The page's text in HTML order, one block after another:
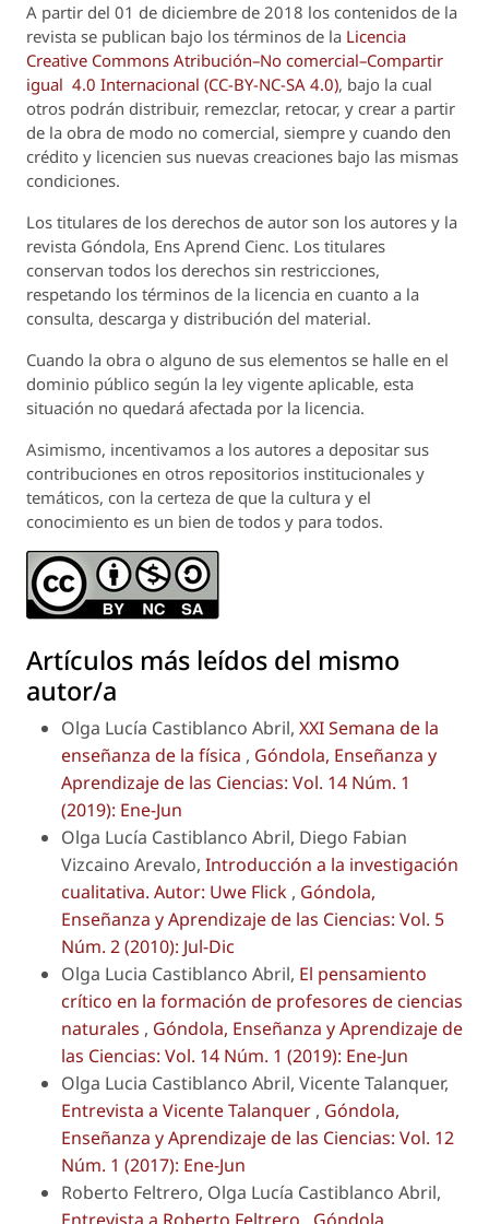
A partir del 01 de diciembre de 2018 los contenidos de la
revista se publican bajo los términos de la Licencia
Creative Commons Atribución–No comercial–Compartir
igual 4.0 Internacional (CC-BY-NC-SA 4.0), bajo la cual
otros podrán distribuir, remezclar, retocar, y crear a partir
de la obra de modo no comercial, siempre y cuando den
crédito y licencien sus nuevas creaciones bajo las mismas
condiciones.
Los titulares de los derechos de autor son los autores y la
revista Góndola, Ens Aprend Cienc. Los titulares
conservan todos los derechos sin restricciones,
respetando los términos de la licencia en cuanto a la
consulta, descarga y distribución del material.
Cuando la obra o alguno de sus elementos se halle en el
dominio público según la ley vigente aplicable, esta
situación no quedará afectada por la licencia.
Asimismo, incentivamos a los autores a depositar sus
contribuciones en otros repositorios institucionales y
temáticos, con la certeza de que la cultura y el
conocimiento es un bien de todos y para todos.
Artículos más leídos del mismo
autor/a
Olga Lucía Castiblanco Abril, XXI Semana de la
enseñanza de la física , Góndola, Enseñanza y
Aprendizaje de las Ciencias: Vol. 14 Núm. 1
(2019): Ene-Jun
Olga Lucía Castiblanco Abril, Diego Fabian
Vizcaino Arevalo, Introducción a la investigación
cualitativa. Autor: Uwe Flick , Góndola,
Enseñanza y Aprendizaje de las Ciencias: Vol. 5
Núm. 2 (2010): Jul-Dic
Olga Lucia Castiblanco Abril, El pensamiento
crítico en la formación de profesores de ciencias
naturales , Góndola, Enseñanza y Aprendizaje de
las Ciencias: Vol. 14 Núm. 1 (2019): Ene-Jun
Olga Lucia Castiblanco Abril, Vicente Talanquer,
Entrevista a Vicente Talanquer , Góndola,
Enseñanza y Aprendizaje de las Ciencias: Vol. 12
Núm. 1 (2017): Ene-Jun
Roberto Feltrero, Olga Lucía Castiblanco Abril,